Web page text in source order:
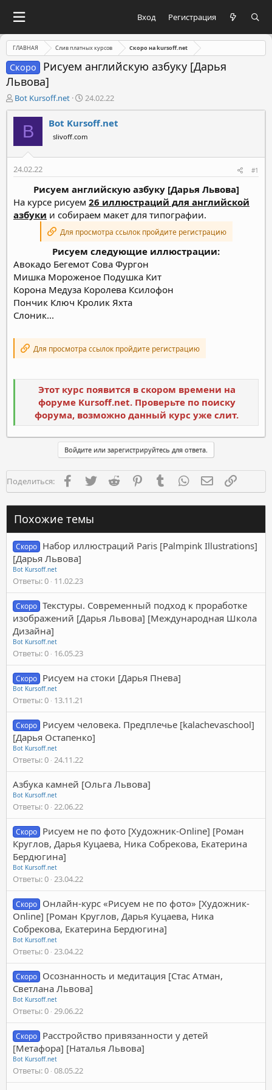
Вход Регистрация
ГЛАВНАЯ Слив платных курсов Скоро на kursoff.net
Скоро
Рисуем английскую азбуку [Дарья
Львова]
А
в
т
м
Bot Kursoff.net
Д
а
т
а
н
а
а
24.02.22
B Bot Kursoff.net
slivoff.com
24.02.22 #1
Рисуем английскую азбуку [Дарья Львова]
На курсе рисуем 26 иллюстраций для английской
азбуки и собираем макет для типографии.
Для просмотра ссылок пройдите регистрацию
Рисуем следующие иллюстрации:
Авокадо Бегемот Сова Фургон
Мишка Мороженое Подушка Кит
Корона Медуза Королева Ксилофон
Пончик Ключ Кролик Яхта
Слоник...
Для просмотра ссылок пройдите регистрацию
Этот курс появится в скором времени на
форуме Kursoff.net. Проверьте по поиску
форума, возможно данный курс уже слит.
Войдите или зарегистрируйтесь для ответа.
Поделиться: FacebookTwitter Reddit PinterestTumblr WhatsAppЭлектронная
Похожие темы
Скоро Набор иллюстраций Paris [Palmpink Illustrations]
[Дарья Львова]
Bot Kursoff.net
Ответы 0 11.02.23
Скоро Текстуры. Современный подход к проработке
изображений [Дарья Львова] [Международная Школа
Дизайна]
Bot Kursoff.net
Ответы 0 16.05.23
Скоро Рисуем на стоки [Дарья Пнева]
Bot Kursoff.net
Ответы 0 13.11.21
Скоро Рисуем человека. Предплечье [kalachevaschool]
[Дарья Остапенко]
Bot Kursoff.net
Ответы 0 24.11.22
Азбука камней [Ольга Львова]
Bot Kursoff.net
Ответы 0 22.06.22
Скоро Рисуем не по фото [Художник-Online] [Роман
Круглов, Дарья Куцаева, Ника Собрекова, Екатерина
Бердюгина]
Bot Kursoff.net
Ответы 0 23.04.22
Скоро Онлайн-курс «Рисуем не по фото» [Художник-
Online] [Роман Круглов, Дарья Куцаева, Ника
Собрекова, Екатерина Бердюгина]
Bot Kursoff.net
Ответы 0 23.04.22
Скоро Осознанность и медитация [Стас Атман,
Светлана Львова]
Bot Kursoff.net
Ответы 0 29.06.22
Скоро Расстройство привязанности у детей
[Метафора] [Наталья Львова]
Bot Kursoff.net
Ответы 0 08.05.22